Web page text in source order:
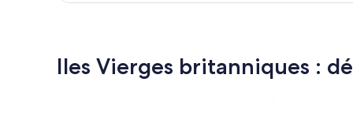
Iles Vierges britanniques :